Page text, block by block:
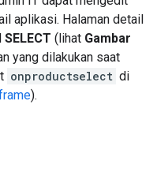
aplikasi. Halaman detail
SELECT (lihat Gambar
yang dilakukan saat
onproductselect di
).